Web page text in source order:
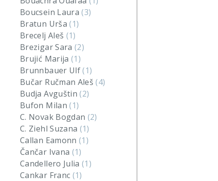
Boucsein Laura(3)
Bratun Urša(1)
Brecelj Aleš (1)
Brezigar Sara(2)
Brujić Marija(1)
Brunnbauer Ulf(1)
Bučar Ručman Aleš(4)
Budja Avguštin(2)
Bufon Milan(1)
C. Novak Bogdan (2)
C. Ziehl Suzana (1)
Callan Eamonn(1)
Čančar Ivana (1)
Candellero Julia(1)
Cankar Franc (1)